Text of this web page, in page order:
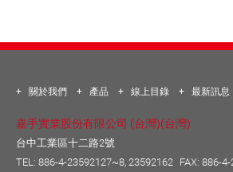
關於我們 產品 線上目錄 最新訊息
嘉手實業股份有限公司 (台灣)(台灣)
台中工業區十二路2號
TEL: 886-4-23592127~8, 23592162 FAX: 886-